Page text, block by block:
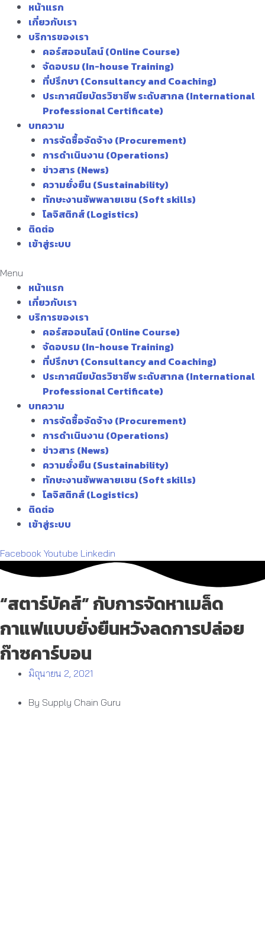
หน้าแรก
เกี่ยวกับเรา
บริการของเรา
คอร์สออนไลน์ (Online Course)
จัดอบรม (In-house Training)
ที่ปรึกษา (Consultancy and Coaching)
ประกาศนียบัตรวิชาชีพ ระดับสากล (International
Professional Certificate)
บทความ
การจัดซื้อจัดจ้าง (Procurement)
การดำเนินงาน (Operations)
ข่าวสาร (News)
ความยั่งยืน (Sustainability)
ทักษะงานซัพพลายเชน (Soft skills)
โลจิสติกส์ (Logistics)
ติดต่อ
เข้าสู่ระบบ
Menu
หน้าแรก
เกี่ยวกับเรา
บริการของเรา
คอร์สออนไลน์ (Online Course)
จัดอบรม (In-house Training)
ที่ปรึกษา (Consultancy and Coaching)
ประกาศนียบัตรวิชาชีพ ระดับสากล (International
Professional Certificate)
บทความ
การจัดซื้อจัดจ้าง (Procurement)
การดำเนินงาน (Operations)
ข่าวสาร (News)
ความยั่งยืน (Sustainability)
ทักษะงานซัพพลายเชน (Soft skills)
โลจิสติกส์ (Logistics)
ติดต่อ
เข้าสู่ระบบ
Facebook Youtube Linkedin
“สตาร์บัคส์” กับการจัดหาเมล็ด
กาแฟแบบยั่งยืนหวังลดการปล่อย
ก๊าซคาร์บอน
มิถุนายน 2, 2021
By Supply Chain Guru